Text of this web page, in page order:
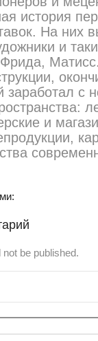
история
На них
и
заработал с
и
be published.